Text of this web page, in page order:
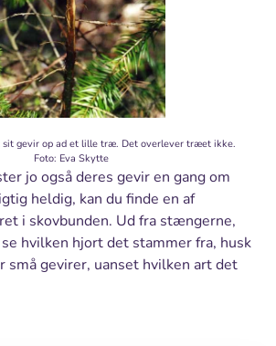
sit gevir op ad et lille træ. Det overlever træet ikke.
Foto: Eva Skytte
jo også deres gevir en gang om
heldig, kan du finde en af
i skovbunden. Ud fra stængerne,
hvilken hjort det stammer fra, husk
små gevirer, uanset hvilken art det